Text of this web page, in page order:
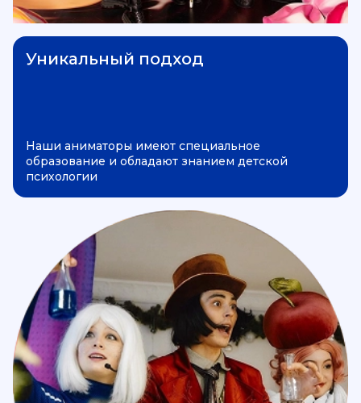
Уникальный подход
Наши аниматоры имеют специальное
образование и обладают знанием детской
психологии